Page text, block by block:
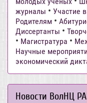
журналы • Участие
Родителям •
Диссертанты •
• Магистратура •
Научные
экономический
Новости ВолНЦ